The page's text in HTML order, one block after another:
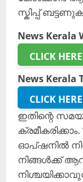
സ്കിപ്പ്
News Kerala
CLICK HERE
News Kerala
CLICK HERE
ഇതിന്റെ
ഓപ്ഷനിൽ
നിങ്ങൾക്ക്